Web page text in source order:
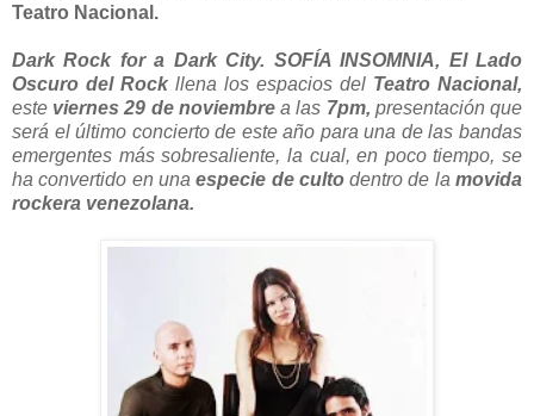
Teatro Nacional.
Dark Rock for a Dark City. SOFÍA INSOMNIA, El Lado
Oscuro del Rock llena los espacios del Teatro Nacional,
este viernes 29 de noviembrea las 7pm, presentación que
será el último concierto de este año para una de las bandas
emergentes más sobresaliente, la cual, en poco tiempo, se
ha convertido en unaespecie de cultodentro de lamovida
rockera venezolana.